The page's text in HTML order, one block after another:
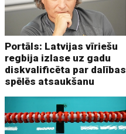
Portāls: Latvijas vīriešu
regbija izlase uz gadu
diskvalificēta par dalības
spēlēs atsaukšanu